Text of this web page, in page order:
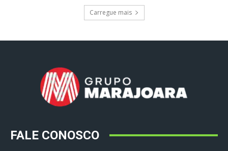
Carregue mais
FALE CONOSCO